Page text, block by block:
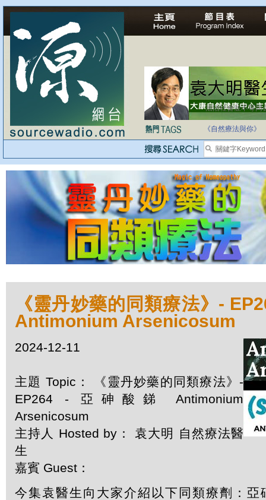
法治社會並不等同
自家教育合法化-
《自然療法與你》
《靈丹妙藥的同類療法》-
Antimonium Arsenicosum
2024-12-11
主題 Topic： 《靈丹妙藥的同類療法》-
EP264 - 亞砷酸銻 Antimonium
Arsenicosum
主持人 Hosted by： 袁大明 自然療法醫
生
嘉賓 Guest：
今集袁醫生向大家介紹以下同類療劑：亞